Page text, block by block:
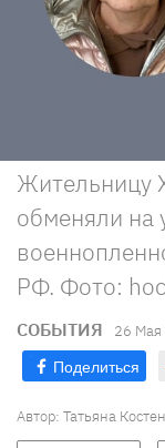
Жительницу
обменяли на
РФ. Фото:
СОБЫТИЯ 26
Поделиться
Автор: Татьяна